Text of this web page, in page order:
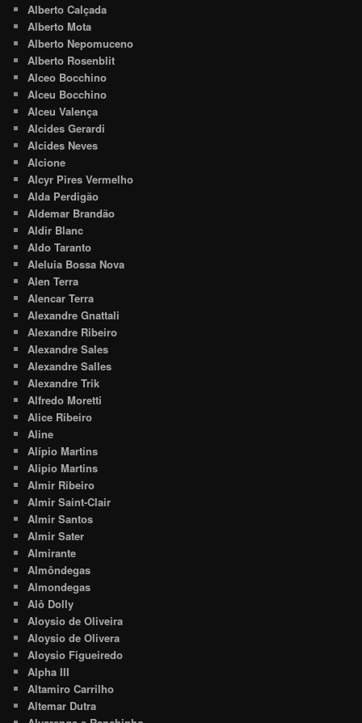
Alberto Calçada
Alberto Mota
Alberto Nepomuceno
Alberto Rosenblit
Alceo Bocchino
Alceu Bocchino
Alceu Valença
Alcides Gerardi
Alcides Neves
Alcione
Alcyr Pires Vermelho
Alda Perdigão
Aldemar Brandão
Aldir Blanc
Aldo Taranto
Aleluia Bossa Nova
Alen Terra
Alencar Terra
Alexandre Gnattali
Alexandre Ribeiro
Alexandre Sales
Alexandre Salles
Alexandre Trik
Alfredo Moretti
Alice Ribeiro
Aline
Alípio Martins
Alipio Martins
Almir Ribeiro
Almir Saint-Clair
Almir Santos
Almir Sater
Almirante
Almôndegas
Almondegas
Alô Dolly
Aloysio de Oliveira
Aloysio de Olivera
Aloysio Figueiredo
Alpha III
Altamiro Carrilho
Altemar Dutra